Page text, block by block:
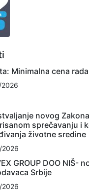
Minimalna cena
novog
sprečavanju i
životne sredine
GROUP DOO NIŠ-
Srbije